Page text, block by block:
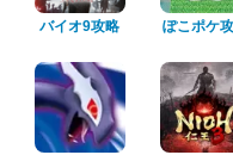
バイオ9攻略 ぽこポケ